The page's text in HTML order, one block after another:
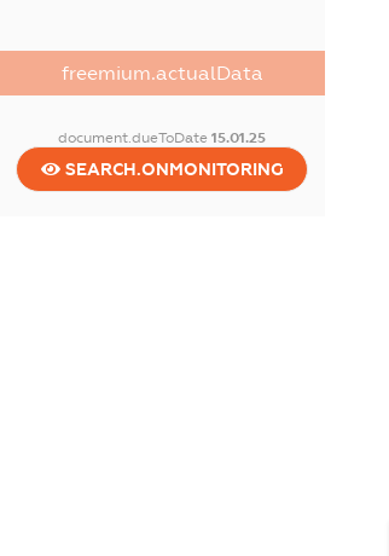
freemium.actualData
document.dueToDate15.01.25
SEARCH.ONMONITORING